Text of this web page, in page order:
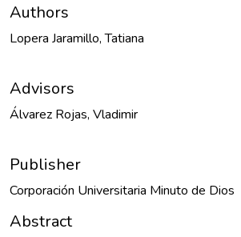
Authors
Lopera Jaramillo, Tatiana
Advisors
Álvarez Rojas, Vladimir
Publisher
Corporación Universitaria Minuto de Dios
Abstract